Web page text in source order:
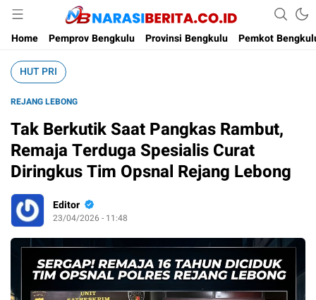
Narasi Berita
Home
Pemprov Bengkulu Provinsi Bengkulu Pemkot
HUT PRI
REJANG LEBONG
Tak Berkutik Saat Pangkas Rambut,
Remaja Terduga Spesialis Curat
Diringkus Tim Opsnal Rejang Lebong
Editor
23/04/2026 - 11:48